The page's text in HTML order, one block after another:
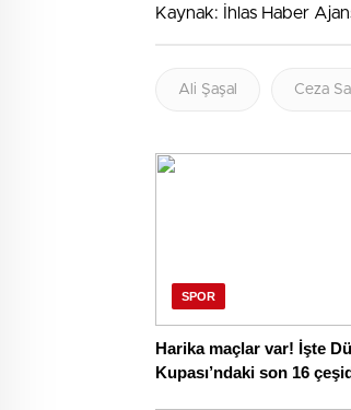
Kaynak: İhlas Haber
Ali Şaşal Ceza
SPOR
Harika maçlar var! İşte
Kupası’ndaki son 16